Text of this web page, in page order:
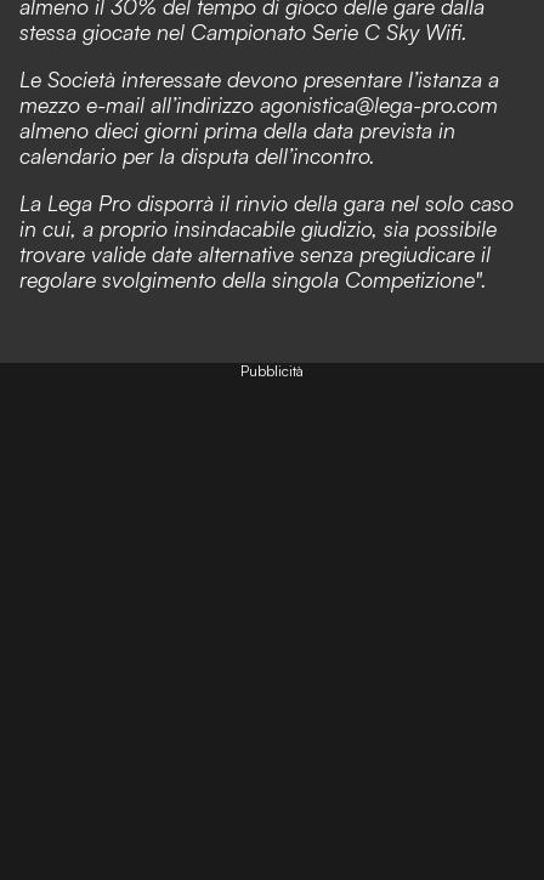
almeno il 30% del tempo di gioco delle gare dalla
stessa giocate nel Campionato Serie C Sky Wifi.
Le Società interessate devono presentare l’istanza a
mezzo e-mail all’indirizzo agonistica@lega-pro.com
almeno dieci giorni prima della data prevista in
calendario per la disputa dell’incontro.
La Lega Pro disporrà il rinvio della gara nel solo caso
in cui, a proprio insindacabile giudizio, sia possibile
trovare valide date alternative senza pregiudicare il
regolare svolgimento della singola Competizione".
Pubblicità